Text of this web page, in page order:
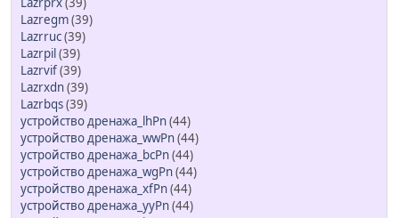
Lazregm(39)
Lazrruc(39)
Lazrpil(39)
Lazrvif(39)
Lazrxdn(39)
Lazrbqs(39)
устройство дренажа_lhPn(44)
устройство дренажа_wwPn(44)
устройство дренажа_bcPn(44)
устройство дренажа_wgPn(44)
устройство дренажа_xfPn(44)
устройство дренажа_yyPn(44)